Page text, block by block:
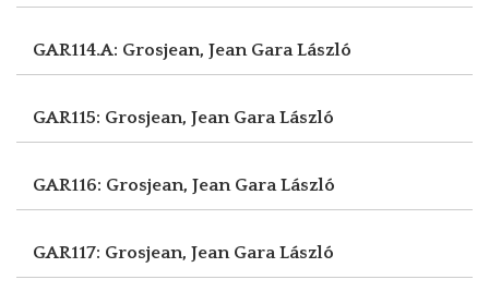
GAR114.A: Grosjean, Jean Gara László
GAR115: Grosjean, Jean Gara László
GAR116: Grosjean, Jean Gara László
GAR117: Grosjean, Jean Gara László